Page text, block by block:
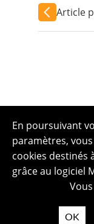
Article
En poursuivant
paramètres,
cookies destinés
grâce au logiciel
OK